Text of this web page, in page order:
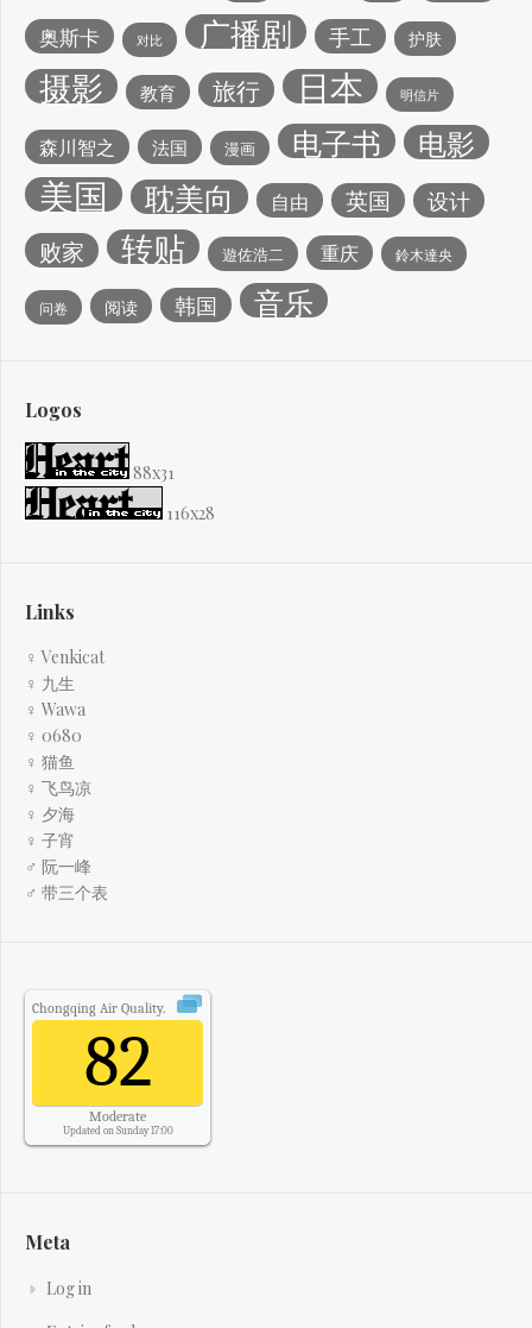
奥斯卡 对比 广播剧 手工 护肤
摄影 教育 旅行 日本 明信片
森川智之 法国 漫画 电子书 电影
美国 耽美向 自由 英国 设计
败家 转贴 遊佐浩二 重庆 鈴木達央
问卷 阅读 韩国 音乐
Logos
88x31
116x28
Links
♀ Venkicat
♀ 九生
♀ Wawa
♀ 0680
♀ 猫鱼
♀ 飞鸟凉
♀ 夕海
♀ 子宵
♂ 阮一峰
♂ 带三个表
Chongqing Air Quality.
82
Moderate
Updated on Sunday 17:00
Meta
Log in